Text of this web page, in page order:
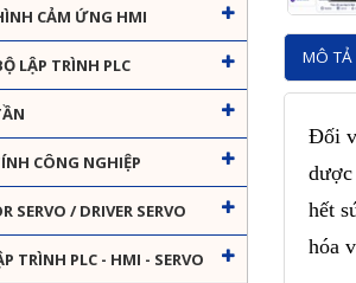
CẢM ỨNG HMI
LẬP TRÌNH PLC
CÔNG NGHIỆP
SERVO / DRIVER SERVO
TRÌNH PLC - HMI - SERVO
MÔ TẢ
Đối
dược
hết
hóa